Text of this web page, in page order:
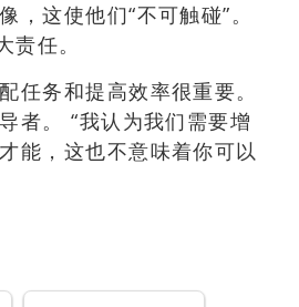
这使他们“不可触碰”。
任。
任务和提高效率很重要。
者。 “我认为我们需要增
能，这也不意味着你可以